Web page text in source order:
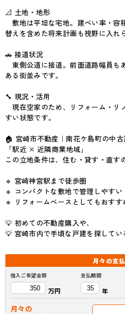
📐 土地・地形
敷地は平坦な宅地。建ぺい率・容
替えを含めた将来計画も視野に入れ
🚗 接道状況
東側公道に接道。前面道路幅員も
ある街並みです。
🔧 現況・活用
現在空家のため、リフォーム・リ
すい状態です。
🏠 宮崎市不動産｜南花ケ島町の中
「駅近 × 近隣商業地域」
この立地条件は、住む・貸す・直す
🔹 宮崎神宮駅まで徒歩圏
🔹 コンパクトな敷地で管理しやすい
🔹 リフォームベースとしてもおすす
💡 初めての不動産購入や、
💡 宮崎市内で手頃な戸建を探して
月々の支
借入ご希望金額
万円
支払期間
年
月々の